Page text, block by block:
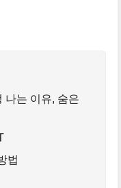
나는 이유, 숨은
법